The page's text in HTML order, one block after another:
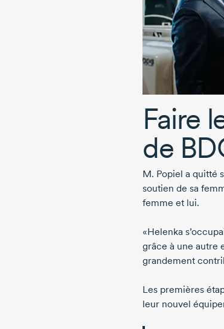
Faire
de
M. Popiel a quitté
soutien de sa
femme et lui.
«Helenka
grâce à une autre
grandement
Les premières
leur nouvel